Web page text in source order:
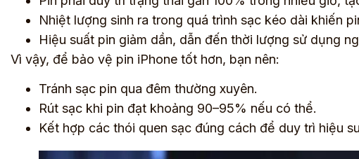
Nhiệt lượng sinh ra trong quá trình sạc kéo dài khiến
Hiệu suất pin giảm dần, dẫn đến thời lượng sử dụng
Vì vậy, để bảo vệ pin iPhone tốt hơn, bạn nên:
Tránh sạc pin qua đêm thường xuyên.
Rút sạc khi pin đạt khoảng 90–95% nếu có thể.
Kết hợp các thói quen sạc đúng cách để duy trì hiệu